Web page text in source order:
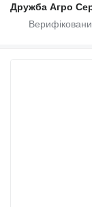
Дружба Агро